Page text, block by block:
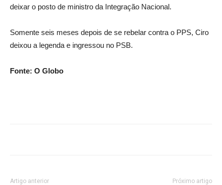
deixar o posto de ministro da Integração Nacional.
Somente seis meses depois de se rebelar contra o PPS, Ciro
deixou a legenda e ingressou no PSB.
Fonte: O Globo
Artigo anterior Próximo artigo